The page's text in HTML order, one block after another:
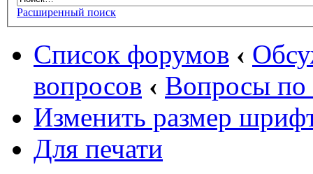
Расширенный поиск
Список форумов ‹
вопросов ‹ Вопросы по
Изменить размер
Для печати